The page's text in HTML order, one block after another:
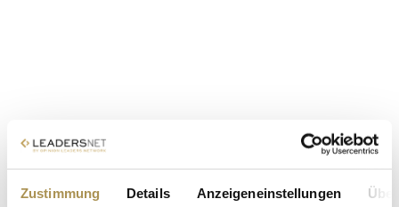
Zustimmung Details Anzeigeneinstellungen